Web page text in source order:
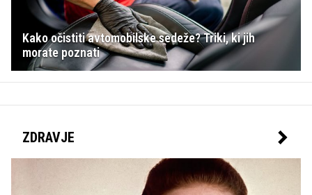
Kako očistiti avtomobilske sedeže? Triki, ki jih
morate poznati
ZDRAVJE